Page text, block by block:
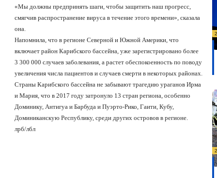
«Мы должны предпринять шаги, чтобы защитить наш прогресс,
смягчив распространение вируса в течение этого времени», сказала
она.
Напомнила, что в регионе Северной и Южной Америки, что
включает район Карибского бассейна, уже зарегистрировано более
3 300 000 случаев заболевания, а растет обеспокоенность по поводу
увеличения числа пациентов и случаев смерти в некоторых районах.
Страны Карибского бассейна не забывают трагедию ураганов Ирма
и Мария, что в 2017 году затронуло 13 стран региона, особенно
Доминику, Антигуа и Барбуда и Пуэрто-Рико, Гаити, Кубу,
Доминиканскую Республику, среди других островов в регионе.
лрб/лбл